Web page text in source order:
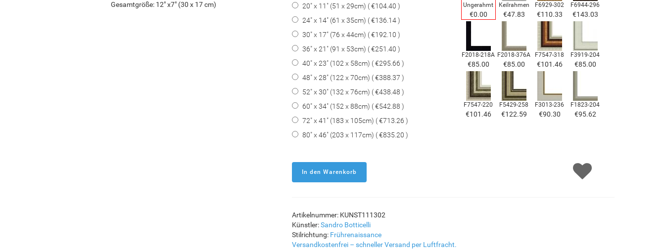
Gesamtgröße: 12" x7" (30 x 17 cm)
20" x 11" (51 x 29cm) ( €104.40 )
24" x 14" (61 x 35cm) ( €136.14 )
30" x 17" (76 x 44cm) ( €192.10 )
36" x 21" (91 x 53cm) ( €251.40 )
40" x 23" (102 x 58cm) ( €295.66 )
48" x 28" (122 x 70cm) ( €388.37 )
52" x 30" (132 x 76cm) ( €438.48 )
60" x 34" (152 x 88cm) ( €542.88 )
72" x 41" (183 x 105cm) ( €713.26 )
80" x 46" (203 x 117cm) ( €835.20 )
Ungerahmt
€0.00
Keilrahmen
€47.83
F6929-302
€110.33
F6944-296
€143.03
F2018-218A
€85.00
F2018-376A
€85.00
F7547-318
€101.46
F3919-204
€85.00
F7547-220
€101.46
F5429-258
€122.59
F3013-236
€90.30
F1823-204
€95.62
€118.51
Artikelnummer: KUNST111302
Künstler:Sandro Botticelli
Stilrichtung: Frührenaissance
Versandkostenfrei – schneller Versand per Luftfracht.